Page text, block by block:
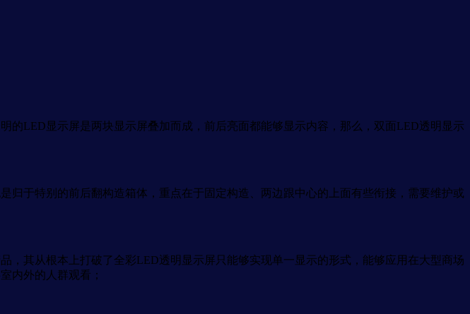
LED显示屏是两块显示屏叠加而成，前后亮面都能够显示内容，那么，双面LED透明显示
于特别的前后翻构造箱体，重点在于固定构造、两边跟中心的上面有些衔接，需要维护或
其从根本上打破了全彩LED透明显示屏只能够实现单一显示的形式，能够应用在大型商场
内外的人群观看；